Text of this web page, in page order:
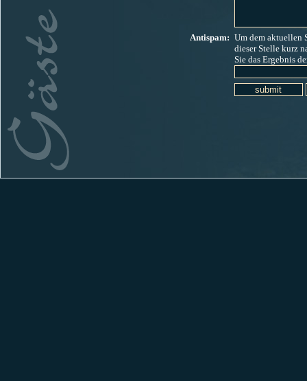
Antispam: Um dem aktuellen
dieserStelle kurz
Sie das Ergebnis